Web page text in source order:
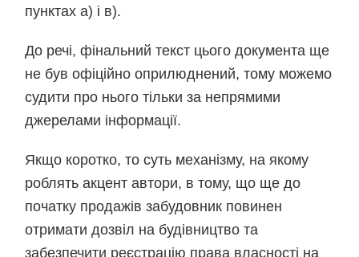
пунктах а) і в).
До речі, фінальний текст цього документа ще
не був офіційно оприлюднений, тому можемо
судити про нього тільки за непрямими
джерелами інформації.
Якщо коротко, то суть механізму, на якому
роблять акцент автори, в тому, що ще до
початку продажів забудовник повинен
отримати дозвіл на будівництво та
забезпечити реєстрацію права власності на